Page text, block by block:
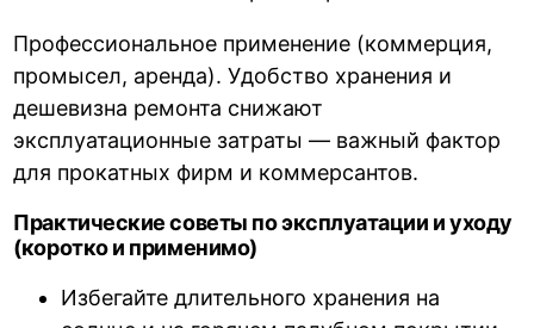
Профессиональное применение (коммерция,
промысел, аренда). Удобство хранения и
дешевизна ремонта снижают
эксплуатационные затраты — важный фактор
для прокатных фирм и коммерсантов.
Практические советы по эксплуатации и уходу
(коротко и применимо)
Избегайте длительного хранения на